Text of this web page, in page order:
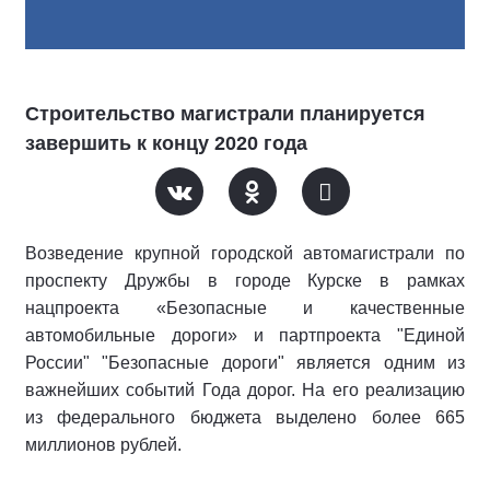
Строительство магистрали планируется
завершить к концу 2020 года
Возведение крупной городской автомагистрали по
проспекту Дружбы в городе Курске в рамках
нацпроекта «Безопасные и качественные
автомобильные дороги» и партпроекта "Единой
России" "Безопасные дороги" является одним из
важнейших событий Года дорог. На его реализацию
из федерального бюджета выделено более 665
миллионов рублей.